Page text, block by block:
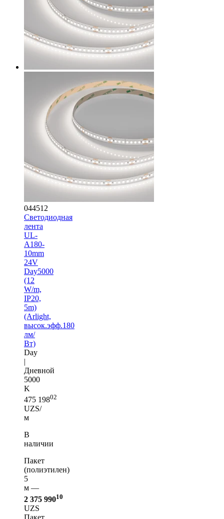
044512
Светодиодная
лента
UL-
A180-
10mm
24V
Day5000
(12
W/m,
IP20,
5m)
(Arlight,
высок.эфф.180
лм/
Вт)
Day
|
Дневной
5000
K
475 19802
UZS/
м
В
наличии
Пакет
(полиэтилен)
5
м —
2 375 99010
UZS
Пакет